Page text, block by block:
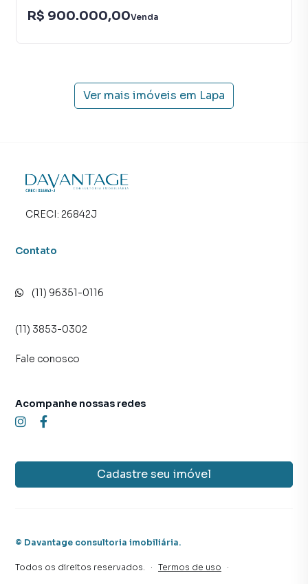
R$ 900.000,00Venda
Ver mais imóveis em Lapa
CRECI: 26842J
Contato
(11) 96351-0116
(11) 3853-0302
Fale conosco
Cadastre seu imóvel
Acompanhe nossas redes
© Davantage consultoria imobiliária.
Todos os direitos reservados. · Termos de uso ·